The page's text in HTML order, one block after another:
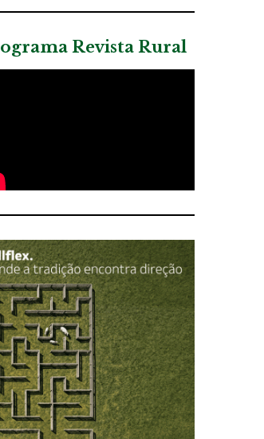
Revista Rural